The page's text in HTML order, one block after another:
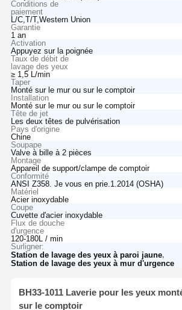
Conditions de
paiement
L/C,T/T,Western Union
Garantie
1 an
Activation
Appuyez sur la poignée
Taux de débit de
lavage des yeux
≥ 1,5 L/min
Taper
Monté sur le mur ou sur le comptoir
Installation
Monté sur le mur ou sur le comptoir
Tête de jet
Les deux têtes de pulvérisation
Pays d'origine
Chine
Soupape
Valve à bille à 2 pièces
Montage
Appareil de support/clampe de comptoir
Conformité
ANSI Z358. Je vous en prie.1.2014 (OSHA)
Matériel
Acier inoxydable
Coupe
Cuvette d'acier inoxydable
Flux de douche
d'urgence
120-180L / min
Surligner:
Station de lavage des yeux à paroi jaune,
Station de lavage des yeux à mur d'urgence
BH33-1011 Laverie pour les yeux
sur le comptoir